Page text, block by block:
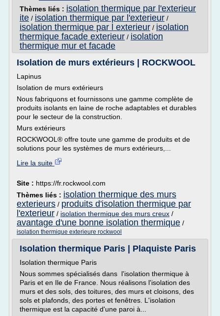
Thèmes liés : isolation thermique par l'exterieur
ite / isolation thermique par l'exterieur /
isolation thermique par l exterieur / isolation
thermique facade exterieur / isolation
thermique mur et facade
Isolation de murs extérieurs | ROCKWOOL
Lapinus
Isolation de murs extérieurs
Nous fabriquons et fournissons une gamme complète de
produits isolants en laine de roche adaptables et durables
pour le secteur de la construction.
Murs extérieurs
ROCKWOOL® offre toute une gamme de produits et de
solutions pour les systèmes de murs extérieurs,...
Lire la suite
Site : https://fr.rockwool.com
Thèmes liés : isolation thermique des murs
exterieurs / produits d'isolation thermique par
l'exterieur / isolation thermique des murs creux /
avantage d'une bonne isolation thermique /
isolation thermique exterieure rockwool
Isolation thermique Paris | Plaquiste Paris
Isolation thermique Paris
Nous sommes spécialisés dans l'isolation thermique à
Paris et en Ile de France. Nous réalisons l'isolation des
murs et des sols, des toitures, des murs et cloisons, des
sols et plafonds, des portes et fenêtres. L'isolation
thermique est la capacité d'une paroi à...